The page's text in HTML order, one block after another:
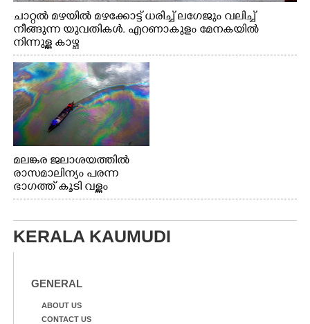
ചാറ്റൽ മഴയിൽ മഴക്കോട്ട് ധരിച്ച് ലഗേജും വലിച്ച്
നീങ്ങുന്ന യുവതികൾ. എറണാകുളം മേനകയിൽ
നിന്നുള്ള കാഴ്ച
മലങ്കര ജലാശയത്തിൽ
രാസമാലിന്യം പരന്ന
ഭാഗത്ത് കൂടി വള്ളം
തുഴഞ്ഞു പോകുന്ന
KERALA KAUMUDI
GENERAL
ABOUT US
CONTACT US